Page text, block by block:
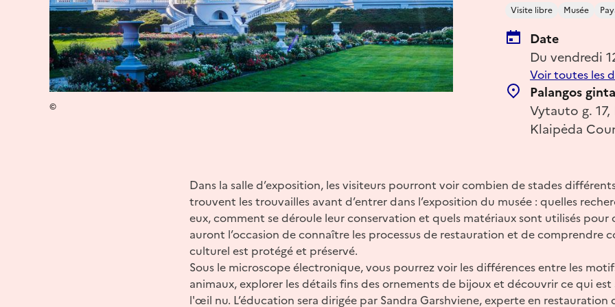
Visite libre Musée
Date
Du vendredi
Voir toutes les
Palangos
Vytauto g.
Klaipėda
©
Dans la salle d’exposition, les visiteurs pourront voir combien de stades
trouvent les trouvailles avant d’entrer dans l’exposition du musée : quelles
eux, comment se déroule leur conservation et quels matériaux sont utilisés pour
auront l’occasion de connaître les processus de restauration et de comprendre
culturel est protégé et préservé.
Sous le microscope électronique, vous pourrez voir les différences entre les
animaux, explorer les détails fins des ornements de bijoux et découvrir ce qui
l'œil nu. L’éducation sera dirigée par Sandra Garshviene, experte en restauration